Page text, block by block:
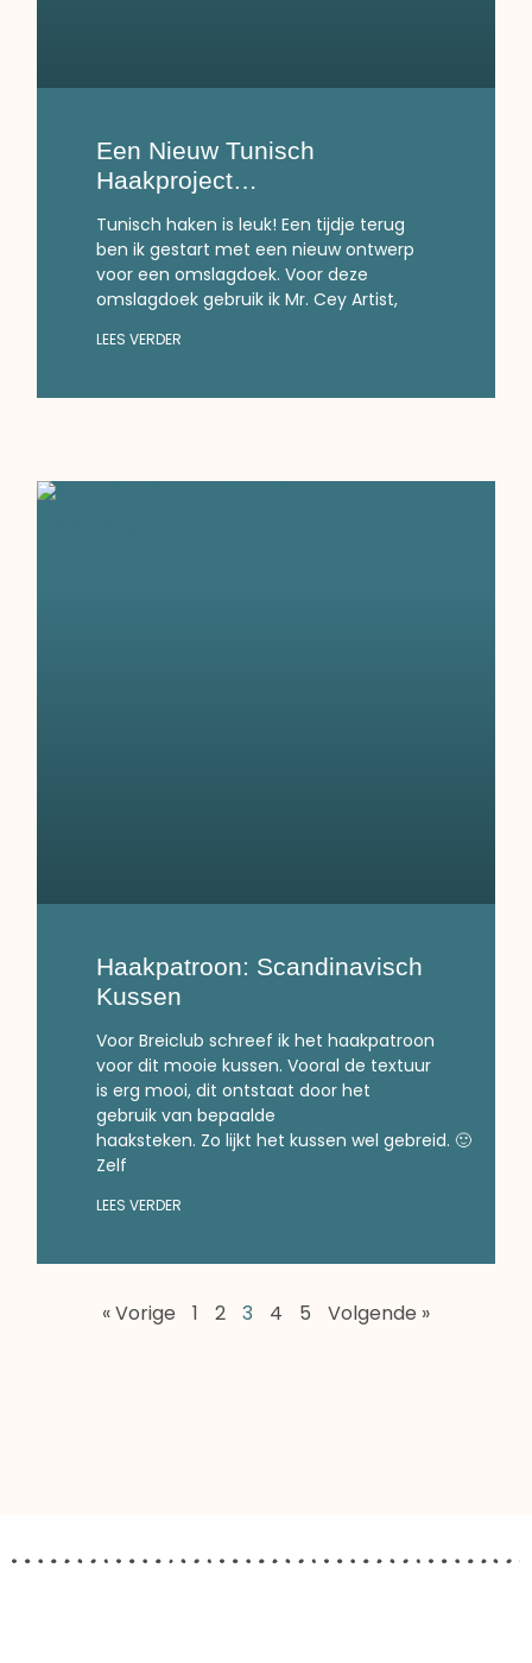
Een Nieuw Tunisch
Haakproject…
Tunisch haken is leuk! Een tijdje terug
ben ik gestart met een nieuw ontwerp
voor een omslagdoek. Voor deze
omslagdoek gebruik ik Mr. Cey Artist,
LEES VERDER
Haakpatroon: Scandinavisch
Kussen
Voor Breiclub schreef ik het haakpatroon
voor dit mooie kussen. Vooral de textuur
is erg mooi, dit ontstaat door het
gebruik van bepaalde
haaksteken. Zo lijkt het kussen wel gebreid. 🙂
Zelf
LEES VERDER
« Vorige 1 2 3 4 5 Volgende »